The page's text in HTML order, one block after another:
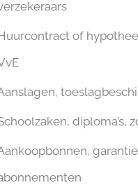
of
diploma’s,